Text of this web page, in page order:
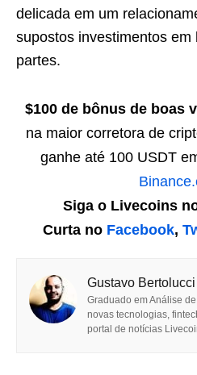
delicada em um
supostos investimentos
partes.
$100 de bônus de boas
na maior corretora de
ganhe até 100 USDT
Siga o Livecoins
Curta no Facebook,
Gustavo Bertolucci
Graduado em Análise
novas tecnologias,
portal de notícias